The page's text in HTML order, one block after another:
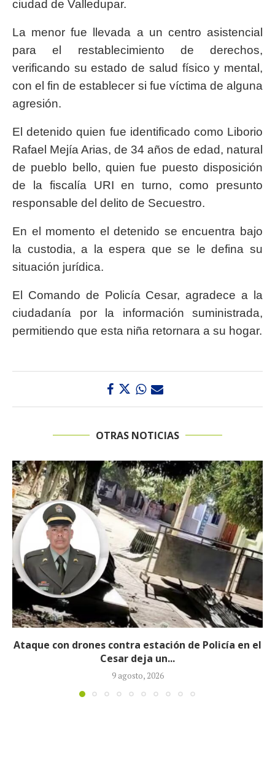
ciudad de Valledupar.
La menor fue llevada a un centro asistencial
para el restablecimiento de derechos,
verificando su estado de salud físico y mental,
con el fin de establecer si fue víctima de alguna
agresión.
El detenido quien fue identificado como Liborio
Rafael Mejía Arias, de 34 años de edad, natural
de pueblo bello, quien fue puesto disposición
de la fiscalía URI en turno, como presunto
responsable del delito de Secuestro.
En el momento el detenido se encuentra bajo
la custodia, a la espera que se le defina su
situación jurídica.
El Comando de Policía Cesar, agradece a la
ciudadanía por la información suministrada,
permitiendo que esta niña retornara a su hogar.
OTRAS NOTICIAS
Churo Díaz continuará en libertad mientras
avanza el proceso judicial en su...
6 agosto, 2026